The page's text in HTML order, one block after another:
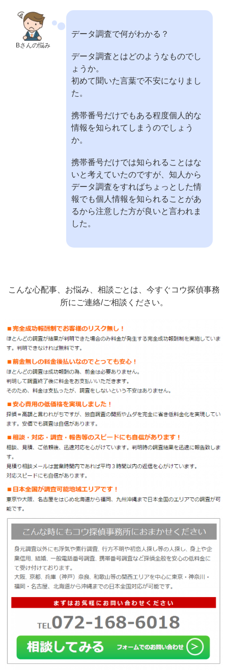
Bさんの悩み
データ調査で何がわかる？
データ調査とはどのようなものでし
ょうか。
初めて聞いた言葉で不安になりまし
た。
携帯番号だけでもある程度個人的な
情報を知られてしまうのでしょう
か。
携帯番号だけでは知られることはな
いと考えていたのですが、知人から
データ調査をすればちょっとした情
報でも個人情報を知られることがあ
るから注意した方が良いと言われま
した。
こんな心配事、お悩み、相談ごとは、今すぐコウ探偵事務
所にご連絡/ご相談ください。